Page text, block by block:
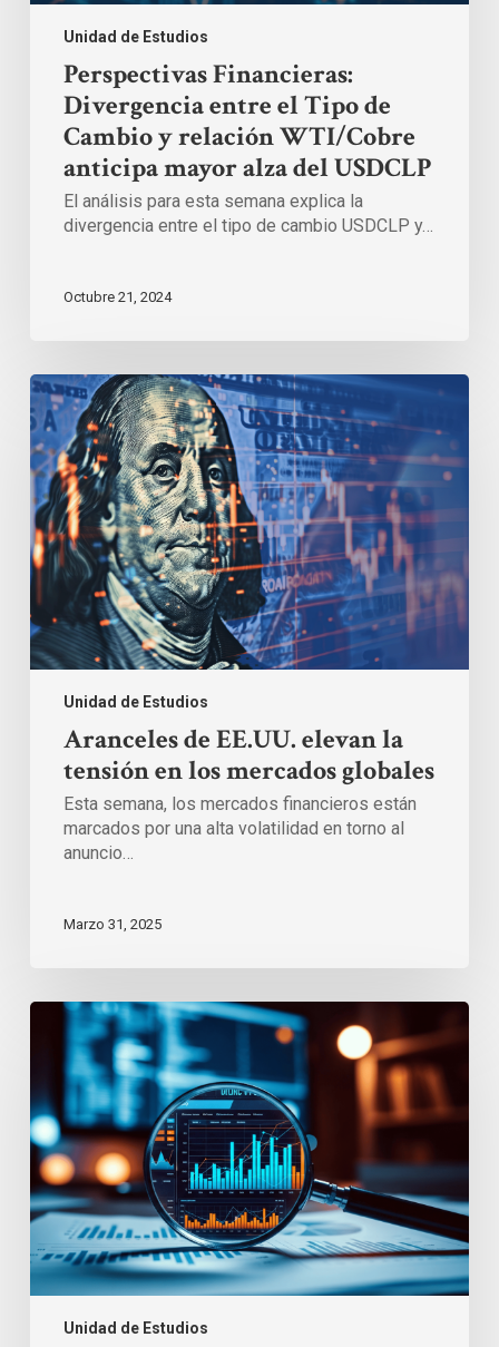
Unidad de Estudios
Perspectivas Financieras:
Divergencia entre el Tipo de
Cambio y relación WTI/Cobre
anticipa mayor alza del USDCLP
El análisis para esta semana explica la
divergencia entre el tipo de cambio USDCLP y…
Octubre 21, 2024
Unidad de Estudios
Aranceles
de
EE.UU.
elevan
la
tensión
en
los
mercados
globales
Aranceles de EE.UU. elevan la
tensión en los mercados globales
Esta semana, los mercados financieros están
marcados por una alta volatilidad en torno al
anuncio…
Marzo 31, 2025
Unidad de Estudios
Perspectivas
Financieras:
Geopolítica,
presión
inflacionaria
y
soporte
corporativo
en
los
mercados